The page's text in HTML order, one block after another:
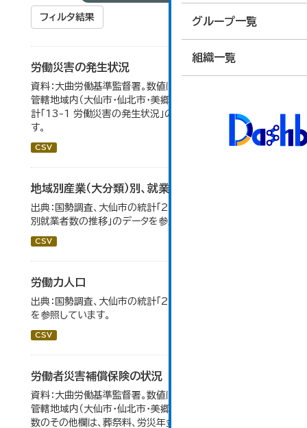
グループ一覧
組織一覧
フィルタ結果
労働災害の発生状況
資料：大曲労働基準監督署。数値は大曲労働基準監督署の
管轄地域内（大仙市・仙北市・美郷町）の合計。 大仙市の統
計「13-1 労働災害の発生状況」のデータを参照していま
す。
CSV
地域別産業（大分類）別、就業者数
出典：国勢調査、大仙市の統計「2-8 地域別産業（大分類）
別就業者数の推移」のデータを参照しています。
CSV
労働力人口
出典：国勢調査、大仙市の統計「2-6 労働力人口」のデータ
を参照しています。
CSV
労働者災害補償保険の状況
資料：大曲労働基準監督署。数値は大曲労働基準監督署の
管轄地域内（大仙市・仙北市・美郷町）の合計。 保険給付件
数のその他欄は、葬祭料、労災年金受給者への介護補償給